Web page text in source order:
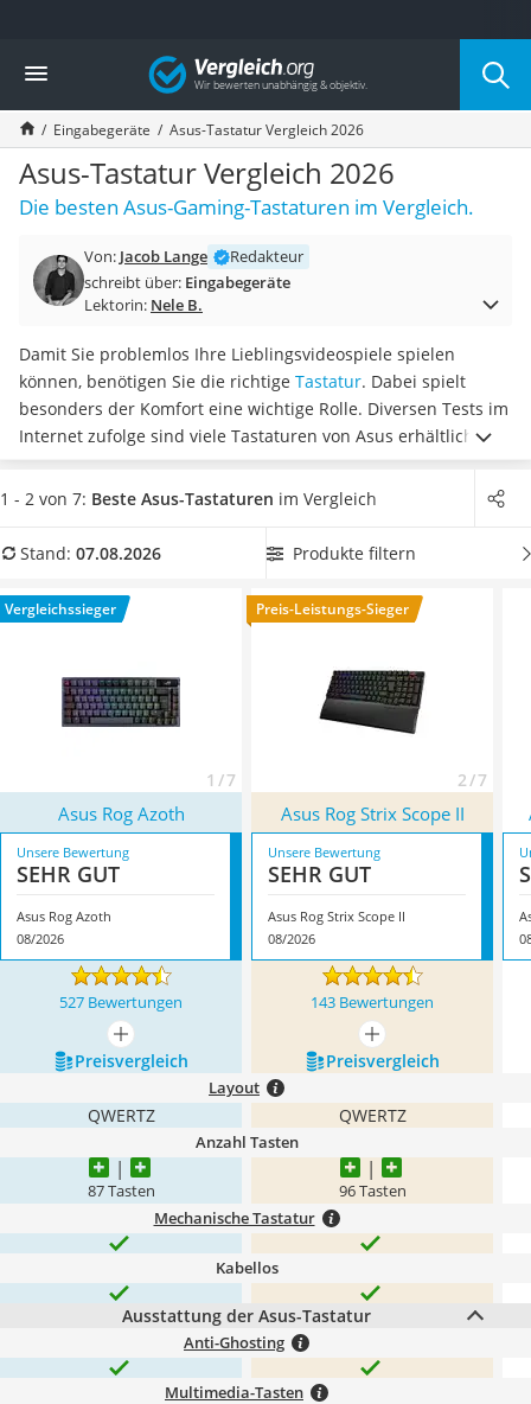
Die beliebtesten Vergleiche nach Kategorie
Elektronik
Powerstation
Monitor 32 Zoll 4K
Fernseher
Drucker
Desktop-PC
Diascanner
Laser-Multifunktionsdrucker
Powerstation mit Solarpanel
Gaming-PC
Soundbar
17-Zoll-Laptop
Satellitenschüssel
Gaming-Headset
Tablets unter 200 Euro
Lichtwecker
Acer Aspire
Vergleich
Eingabegeräte Asus-Tastatur Vergleich 2026
Asus-Tastatur Vergleich 2026
Die besten Asus-Gaming-Tastaturen im Vergleich.
Von: Jacob Lange
Redakteur
schreibt über: Eingabegeräte
Lektorin: Nele B.
Damit Sie problemlos Ihre Lieblingsvideospiele spielen
können, benötigen Sie die richtige Tastatur. Dabei spielt
besonders der Komfort eine wichtige Rolle. Diversen Tests im
Internet zufolge sind viele Tastaturen von Asus erhältlich,
welche eine Handballenauflage besitzen. Dadurch halten Sie
Ihre Hände und Gelenke stets in der richtigen Position.
Tastatur mit RGB-Beleuchtung , um für einen bunten
August 2026 besonders das ModellAsus Rog Azoth
seinen Eigenschaften.
1 - 2 von 7: Beste Asus-Tastaturen im Vergleich
Stand: 07.08.2026 Produkte filtern
Vergleichssieger
1 / 7
Preis-Leistungs-Sieger
2 / 7
Asus Rog Azoth Asus Rog Strix Scope II
Unsere Bewertung
SEHR GUT
Asus Rog Azoth
08/2026
Unsere Bewertung
SEHR GUT
Asus Rog Strix Scope II
08/2026
527 Bewertungen 143 Bewertungen
mehr anzeigen
mehr anzeigen
Preis­vergleich
Preis­vergleich
Layout
QWERTZ QWERTZ
Anzahl Tasten
87 Tasten 96 Tasten
Mechanische Tastatur
Kabellos
Ausstattung der Asus-Tastatur
Anti-Ghosting
Multimedia-Tasten